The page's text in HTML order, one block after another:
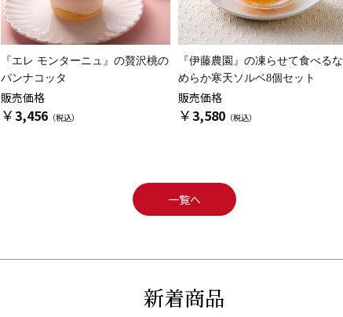
『エレ モンターニュ』の贅沢桃の
パンナコッタ
販売価格
￥3,456
『伊藤農園』の凍らせて食べるな
めらか寒天ソルベ8個セット
販売価格
￥3,580
一覧へ
新着商品